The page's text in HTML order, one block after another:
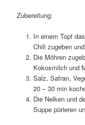
Zubereitung:
In einem Topf
Chili zugeben
Die Möhren
Kokosmilch und
Salz, Safran,
20 – 30 min
Die Nelken und
Suppe pürieren